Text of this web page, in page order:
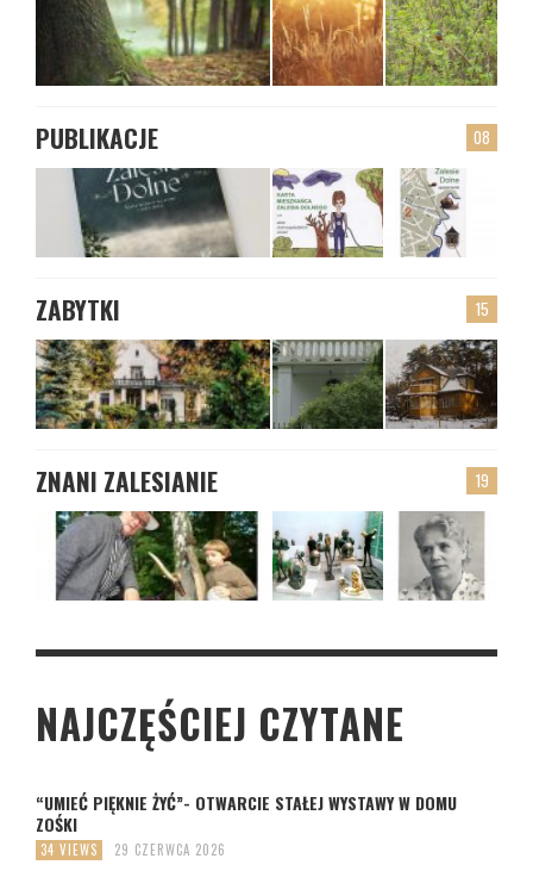
08
PUBLIKACJE
15
ZABYTKI
19
ZNANI ZALESIANIE
NAJCZĘŚCIEJ CZYTANE
“UMIEĆ PIĘKNIE ŻYĆ”- OTWARCIE STAŁEJ WYSTAWY W DOMU
ZOŚKI
34 VIEWS 29 CZERWCA 2026